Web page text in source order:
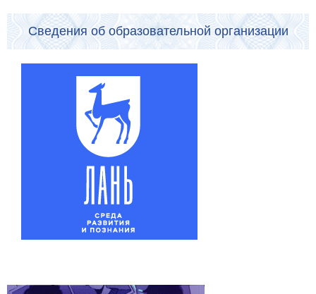
Сведения об образовательной организации